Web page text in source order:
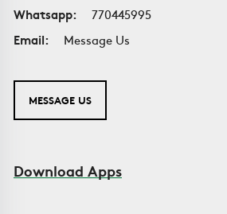
Whatsapp:
770445995
Email:
Message Us
MESSAGE US
Download Apps